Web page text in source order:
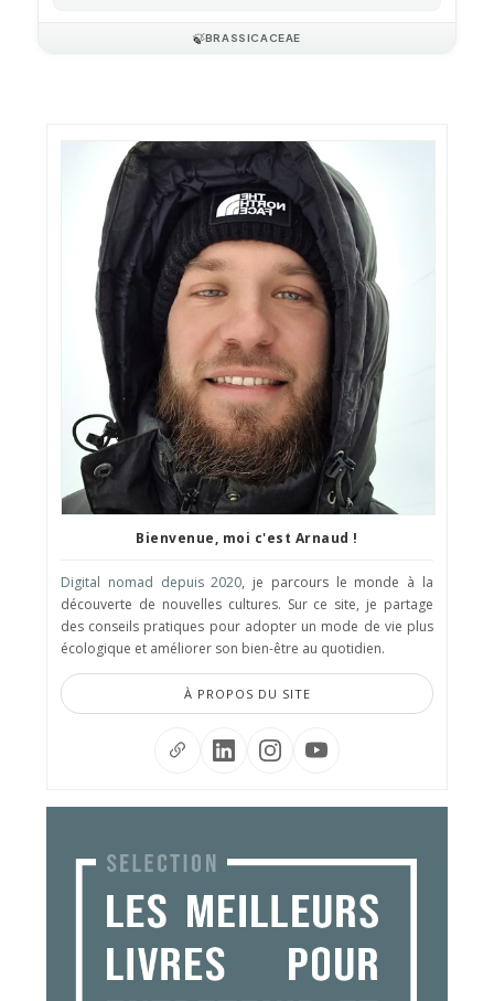
🍃BRASSICACEAE
Bienvenue, moi c'est Arnaud !
Digital nomad depuis 2020, je parcours le monde à la
découverte de nouvelles cultures. Sur ce site, je partage
des conseils pratiques pour adopter un mode de vie plus
écologique et améliorer son bien-être au quotidien.
À PROPOS DU SITE